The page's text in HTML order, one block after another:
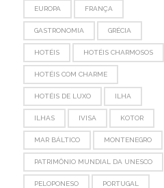
EUROPA FRANÇA
GASTRONOMIA GRÉCIA
HOTÉIS HOTÉIS CHARMOSOS
HOTÉIS COM CHARME
HOTÉIS DE LUXO ILHA
ILHAS IVISA KOTOR
MAR BÁLTICO MONTENEGRO
PATRIMÔNIO MUNDIAL DA UNESCO
PELOPONESO PORTUGAL